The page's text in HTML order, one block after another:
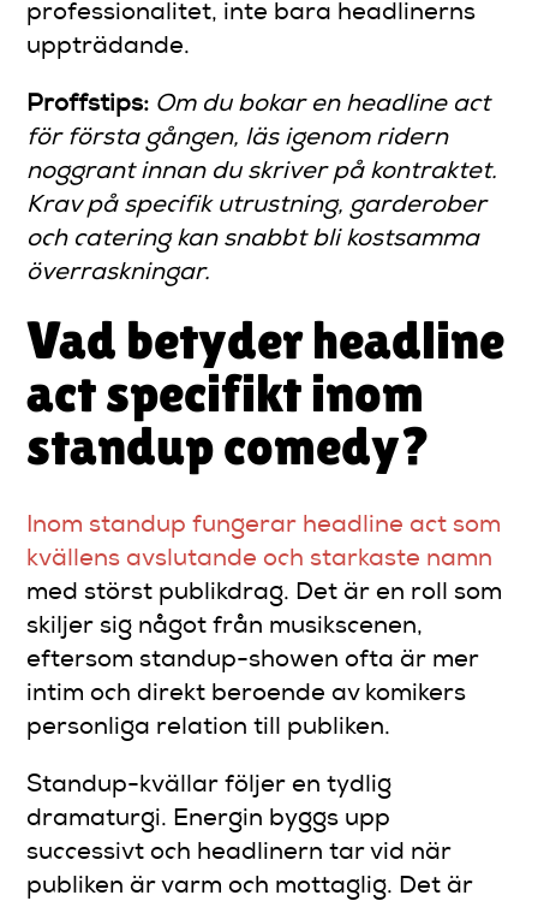
professionalitet, inte bara headlinerns
uppträdande.
Proffstips: Om du bokar en headline act
för första gången, läs igenom ridern
noggrant innan du skriver på kontraktet.
Krav på specifik utrustning, garderober
och catering kan snabbt bli kostsamma
överraskningar.
Vad betyder headline
act specifikt inom
standup comedy?
Inom standup fungerar headline act som
kvällens avslutande och starkaste namn
med störst publikdrag. Det är en roll som
skiljer sig något från musikscenen,
eftersom standup-showen ofta är mer
intim och direkt beroende av komikers
personliga relation till publiken.
Standup-kvällar följer en tydlig
dramaturgi. Energin byggs upp
successivt och headlinern tar vid när
publiken är varm och mottaglig. Det är